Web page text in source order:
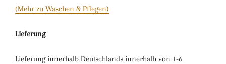
(Mehr zu Waschen & Pflegen)
Lieferung
Lieferung innerhalb Deutschlands innerhalb von 1-6